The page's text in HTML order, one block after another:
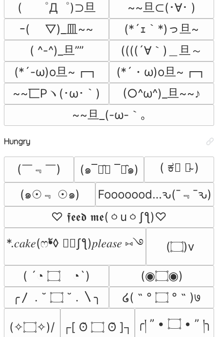
(　 ゜Д゜)⊃旦
~~旦⊂(･∀･ )
ｰ( ￣▽)_皿~~
(*´ｪ｀*)っ旦~
( ^-^)_旦””
((((´∀｀)＿旦～
(*´-ω)o旦~┏┓
(*´・ω)o旦~┏┓
~~匸Pヽ(･ω･｀)
(○^ω^)_旦~~♪
~~旦_(-ω-｀｡
Hungry
(￣﹃￣) (๑¯ิ̑﹃ ¯ิ̑๑)
( ಕ﹃ ಕ̴ )
(๑☉﹃ ☉๑)
Fooooood…ԅ(¯﹃¯ԅ)
♡ 𝖋𝖊𝖊𝖉 𝖒𝖊(ㆁuㆁʃƪ)♡
*.𝑐𝑎𝑘𝑒(ෆ❛ั◊ ❛ัʃƪ)𝑝𝑙𝑒𝑎𝑠𝑒 ⑅࿓
(۝)v
( ´◔ ۝ゝ◔`)
(◉۝◉)
╭〳 . ˘ ۝ ˘ . 〵╮
໒( ˵ ° ۝ ° ˵ )७
(✧۝✧)/ ┌[ ʘ̆ ۝ ʘ̆ ]┐ ╭། ” • ۝ • ” །╮